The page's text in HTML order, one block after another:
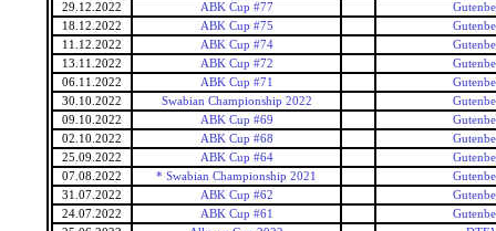
29.12.2022
ABK Cup #77
18.12.2022
ABK Cup #75
11.12.2022
ABK Cup #74
13.11.2022
ABK Cup #72
06.11.2022
ABK Cup #71
30.10.2022
Swabian Championship 2022
09.10.2022
ABK Cup #69
02.10.2022
ABK Cup #68
25.09.2022
ABK Cup #64
07.08.2022
* Swabian Championship 2021
31.07.2022
ABK Cup #62
24.07.2022
ABK Cup #61